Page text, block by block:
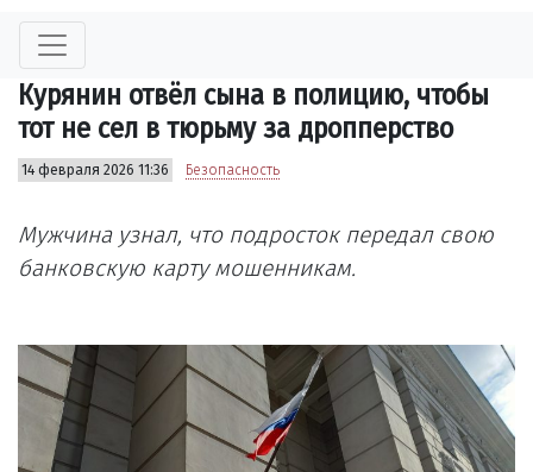
Курянин отвёл сына в полицию, чтобы
тот не сел в тюрьму за дропперство
14 февраля 2026 11:36 Безопасность
Мужчина узнал, что подросток передал свою
банковскую карту мошенникам.